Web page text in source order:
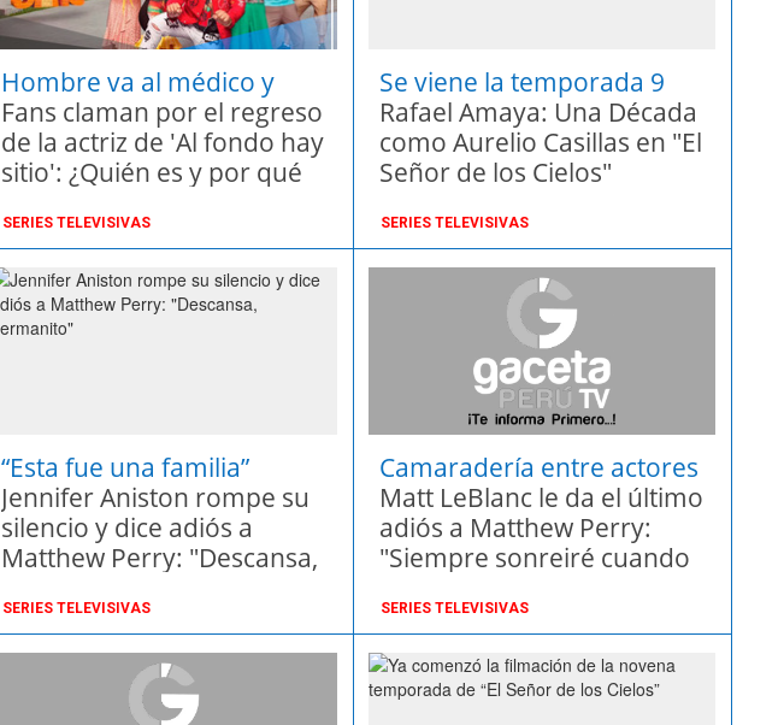
Hombre va al médico y
descubre que tenía 150
bichos vivos en su nariz:
“Podrían haberlo matado”
Fans claman por el regreso
de la actriz de 'Al fondo hay
sitio': ¿Quién es y por qué
reemplazada?
SERIES TELEVISIVAS
Se viene la temporada 9
Rafael Amaya: Una Década
como Aurelio Casillas en "El
Señor de los Cielos"
SERIES TELEVISIVAS
“Esta fue una familia”
Jennifer Aniston rompe su
silencio y dice adiós a
Matthew Perry: "Descansa,
SERIES TELEVISIVAS
Camaradería entre actores
Matt LeBlanc le da el último
adiós a Matthew Perry:
"Siempre sonreiré cuando
olvidaré"
SERIES TELEVISIVAS